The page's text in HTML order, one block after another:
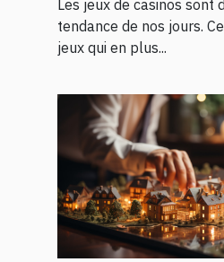
Les jeux de casinos sont
tendance de nos jours.
jeux qui en plus...